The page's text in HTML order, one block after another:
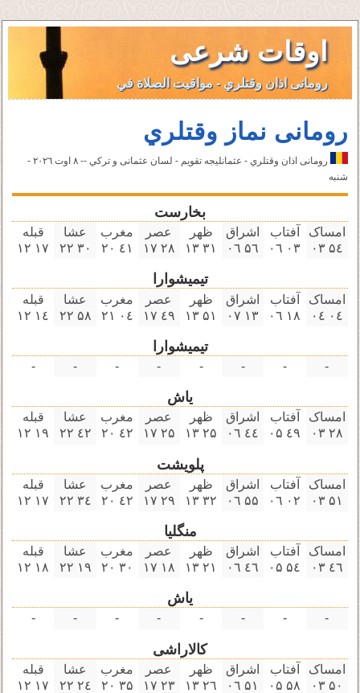
اوقات شرعی
رومانی اذان وقتلري - مواقيت الصلاة في
رومانی نماز وقتلري
رومانی اذان وقتلري - عثمانليجه تقویم - لسان عثمانى و تركي -- ٨ اوت ۲۰۲٦ -
شنبه
بخارست
امساک
۵٤ ۰۳
آفتاب
۰۳ ۰٦
اشراق
۵٦ ۰٦
ظهر
۳۱ ۱۳
عصر
۲٨ ۱٧
مغرب
٤۱ ۲۰
عشا
۳۰ ۲۲
قبله
۱٧ ۱۲
تیمیشوارا
امساک
۰٤ ۰٤
آفتاب
۱٨ ۰٦
اشراق
۱۳ ۰٧
ظهر
۵۱ ۱۳
عصر
٤٩ ۱٧
مغرب
۰٤ ۲۱
عشا
۵٨ ۲۲
قبله
۱٤ ۱۲
تیمیشوارا
-
-
-
-
-
-
-
-
یاش
امساک
۲٨ ۰۳
آفتاب
٤٩ ۰۵
اشراق
٤٤ ۰٦
ظهر
۲۵ ۱۳
عصر
۲۵ ۱٧
مغرب
٤۲ ۲۰
عشا
٤۲ ۲۲
قبله
۱٩ ۱۲
پلویشت
امساک
۵۱ ۰۳
آفتاب
۰۲ ۰٦
اشراق
۵۵ ۰٦
ظهر
۳۲ ۱۳
عصر
۲٩ ۱٧
مغرب
٤۲ ۲۰
عشا
۳٤ ۲۲
قبله
۱٧ ۱۲
منگلیا
امساک
٤٦ ۰۳
آفتاب
۵٤ ۰۵
اشراق
٤٦ ۰٦
ظهر
۲۱ ۱۳
عصر
۱٨ ۱٧
مغرب
۳۰ ۲۰
عشا
۱٩ ۲۲
قبله
۱٨ ۱۲
یاش
-
-
-
-
-
-
-
-
کالاراشی
امساک
۵۰ ۰۳
آفتاب
۵٨ ۰۵
اشراق
۵۱ ۰٦
ظهر
۲٦ ۱۳
عصر
۲۳ ۱٧
مغرب
۳۵ ۲۰
عشا
۲٤ ۲۲
قبله
۱٧ ۱۲